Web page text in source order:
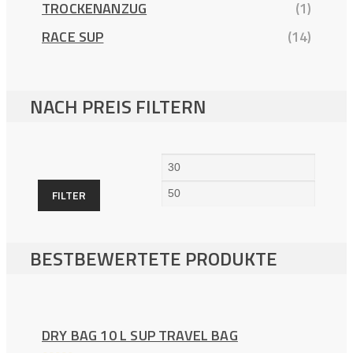
TROCKENANZUG
(1)
RACE SUP
(14)
NACH PREIS FILTERN
Min.
Preis
FILTER
BESTBEWERTETE PRODUKTE
DRY BAG 10 L SUP TRAVEL BAG